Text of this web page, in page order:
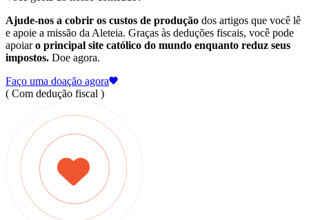
Ajude-nos a cobrir os custos de produção dos artigos que você lê
e apoie a missão da Aleteia. Graças às deduções fiscais, você pode
apoiaro principal site católico do mundo enquanto reduz seus
impostos. Doe agora.
Faço uma doação agora
( Com dedução fiscal )